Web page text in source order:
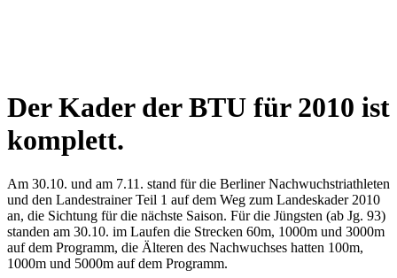
Der Kader der BTU für 2010 ist
komplett.
Am 30.10. und am 7.11. stand für die Berliner Nachwuchstriathleten
und den Landestrainer Teil 1 auf dem Weg zum Landeskader 2010
an, die Sichtung für die nächste Saison. Für die Jüngsten (ab Jg. 93)
standen am 30.10. im Laufen die Strecken 60m, 1000m und 3000m
auf dem Programm, die Älteren des Nachwuchses hatten 100m,
1000m und 5000m auf dem Programm.